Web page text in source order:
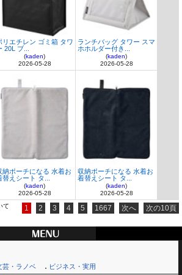
リエチレン ゴミ箱 タワ
20L ブ...
(kaden)
2026-05-28
ランチバッグ タワー スマ
ホホルダー付き...
(kaden)
2026-05-28
納ポーチになる 水着お
替えシート タ...
(kaden)
2026-05-28
収納ポーチになる 水着お
着替えシート タ...
(kaden)
2026-05-28
1 2 3 4 5 1667 次へ 次の10頁
て
芸・ラノベ ビジネス・実用